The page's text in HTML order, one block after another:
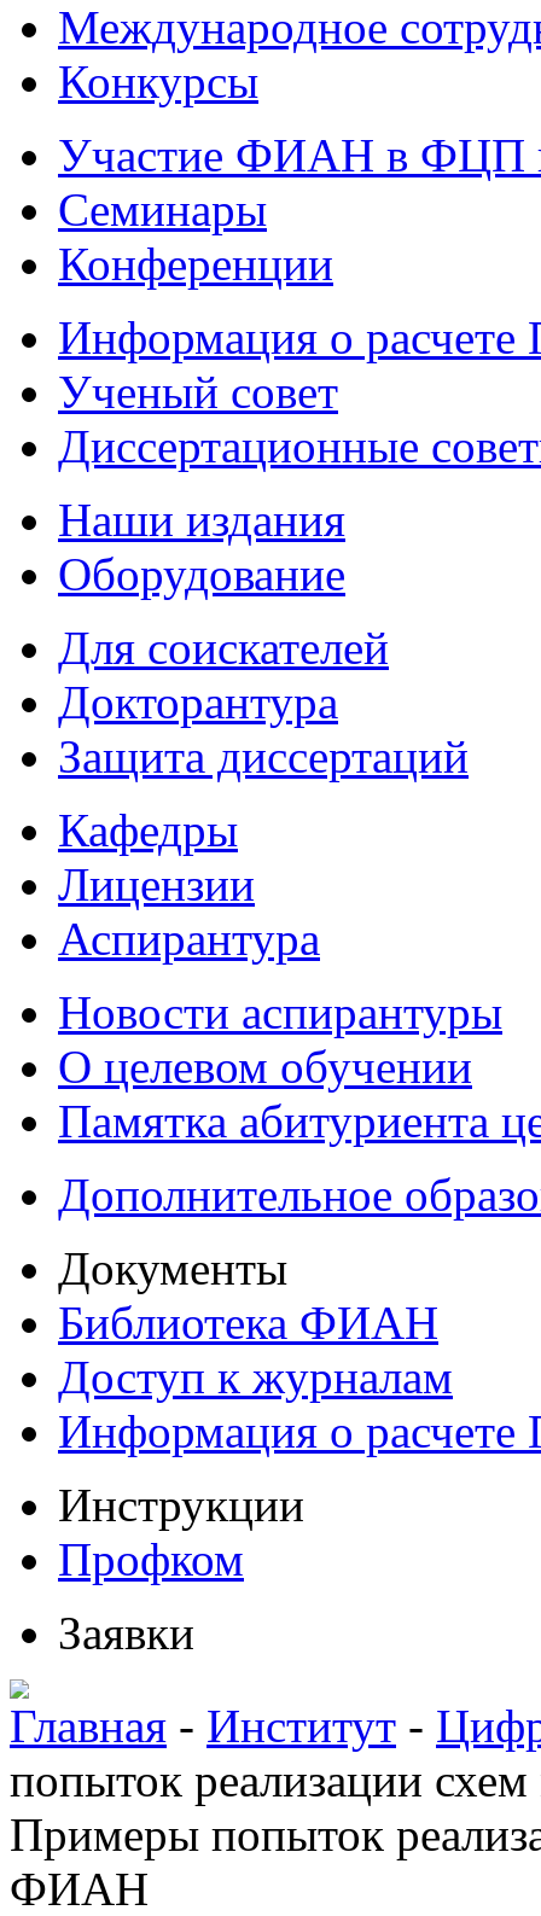
Международное
Конкурсы
Участие ФИАН в ФЦП
Семинары
Конференции
Информация о
Ученый совет
Диссертационные
Наши издания
Оборудование
Для соискателей
Докторантура
Защита диссертаций
Кафедры
Лицензии
Аспирантура
Новости аспирантуры
О целевом обучении
Памятка абитуриента
Дополнительное
Документы
Библиотека ФИАН
Доступ к журналам
Информация о
Инструкции
Профком
Заявки
Главная - Институт -
попыток реализации
Примеры попыток
ФИАН